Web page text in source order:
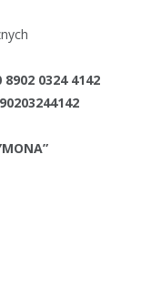
8902 0324 4142